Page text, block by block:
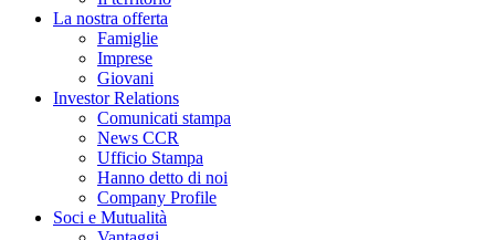
La nostra offerta
Famiglie
Imprese
Giovani
Investor Relations
Comunicati stampa
News CCR
Ufficio Stampa
Hanno detto di noi
Company Profile
Soci e Mutualità